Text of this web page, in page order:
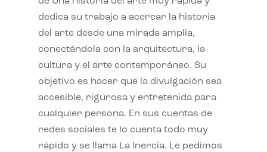
dedica su trabajo a acercar la historia
del arte desde una mirada amplia,
conectándola con la arquitectura, la
cultura y el arte contemporáneo. Su
objetivo es hacer que la divulgación sea
accesible, rigurosa y entretenida para
cualquier persona. En sus cuentas de
redes sociales te lo cuenta todo muy
rápido y se llama La Inercia. Le pedimos